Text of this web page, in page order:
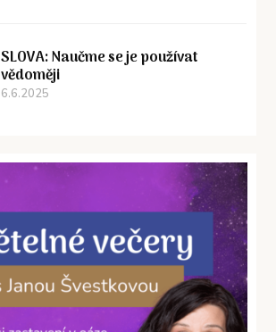
SLOVA: Naučme se je používat
vědoměji
6.6.2025